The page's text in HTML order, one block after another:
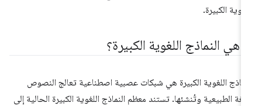
الكبيرة.
هي النماذج اللغوية الكبيرة؟
اللغوية الكبيرة هي شبكات عصبية اصطناعية تعالج النصوص
الطبيعية وتُنشئها. تستند معظم النماذج اللغوية الكبيرة الحالية إلى